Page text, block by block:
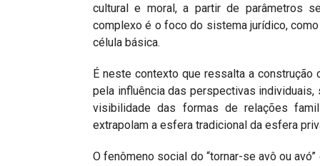
cultural e moral, a partir de parâmetros
complexo é o foco do sistema jurídico,
célula básica.
É neste contexto que ressalta a construção
pela influência das perspectivas
visibilidade das formas de relações
extrapolam a esfera tradicional da esfera
O fenômeno social do “tornar-se avô ou